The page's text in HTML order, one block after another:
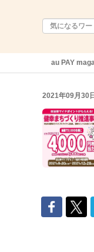
au PAY
2021年09月30日